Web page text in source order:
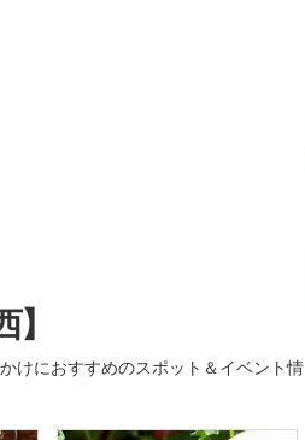
けにおすすめのスポット＆イベント情